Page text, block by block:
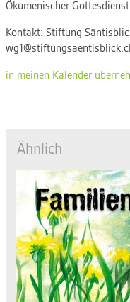
Ökumenischer
Kontakt: Stiftung
in meinen Kalender
Ähnlich